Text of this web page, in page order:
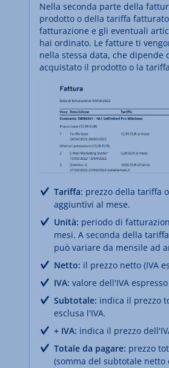
Nella seconda parte della
prodotto o della tariffa
fatturazione e gli eventuali
hai ordinato. Le fatture ti
nella stessa data, che dipende
acquistato il prodotto o la
Tariffa: prezzo della tariffa
aggiuntivi al mese.
Unità: periodo di
mesi. A seconda della
può variare da mensile ad
Netto: il prezzo netto (IVA
IVA: valore dell'IVA
Subtotale: indica il prezzo
esclusa l'IVA.
+ IVA: indica il prezzo
Totale da pagare: prezzo
(somma del subtotale netto